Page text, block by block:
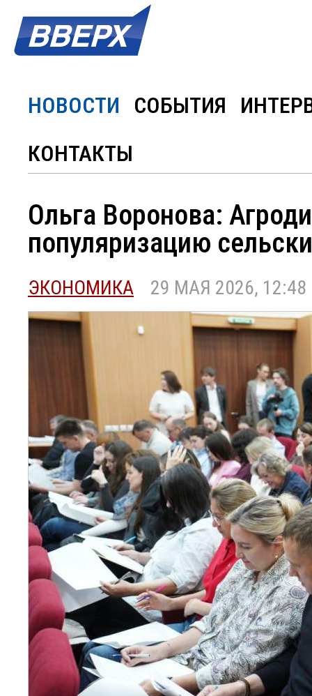
НОВОСТИ СОБЫТИЯ
КОНТАКТЫ
Ольга Воронова:
популяризацию
ЭКОНОМИКА 29 МАЯ 2026, 12:48